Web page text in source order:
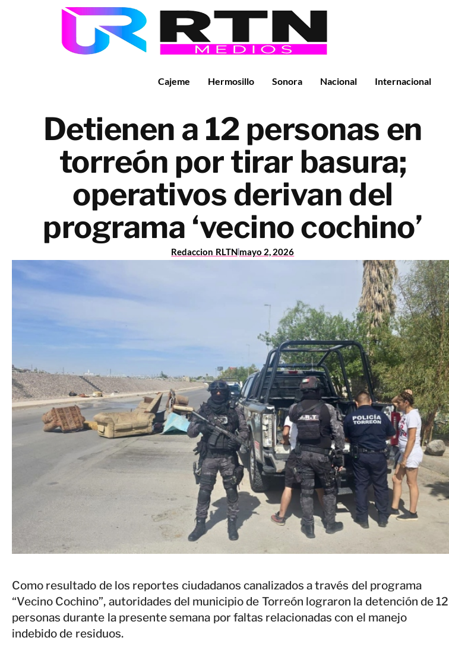
Cajeme Hermosillo Sonora Nacional Internacional
Detienen a 12 personas en
torreón por tirar basura;
operativos derivan del
programa ‘vecino cochino’
Redaccion RLTNmayo 2, 2026
Como resultado de los reportes ciudadanos canalizados a través del programa
“Vecino Cochino”, autoridades del municipio de Torreón lograron la detención de 12
personas durante la presente semana por faltas relacionadas con el manejo
indebido de residuos.